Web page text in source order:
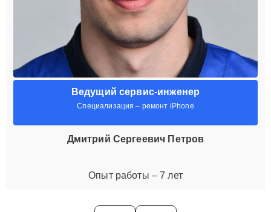
Ведущий сервис-инженер
Специализация – ремонт iPhone
Дмитрий Сергеевич Петров
Опыт работы – 7 лет